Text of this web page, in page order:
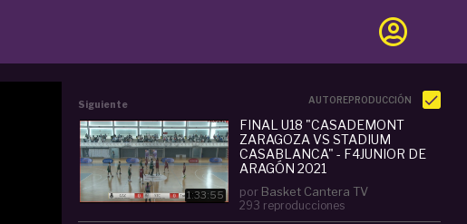
Siguiente AUTOREPRODUCCIÓN
1:33:55
FINAL U18 "CASADEMONT
ZARAGOZA VS STADIUM
CASABLANCA" - F4JUNIOR DE
ARAGÓN 2021
por Basket Cantera TV
293 reproducciones